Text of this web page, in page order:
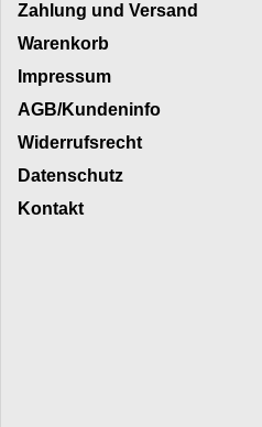
Zahlung und Versand
Warenkorb
Impressum
AGB/Kundeninfo
Widerrufsrecht
Datenschutz
Kontakt